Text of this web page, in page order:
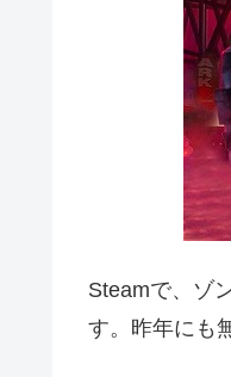
Steamで、ゾ
す。昨年にも